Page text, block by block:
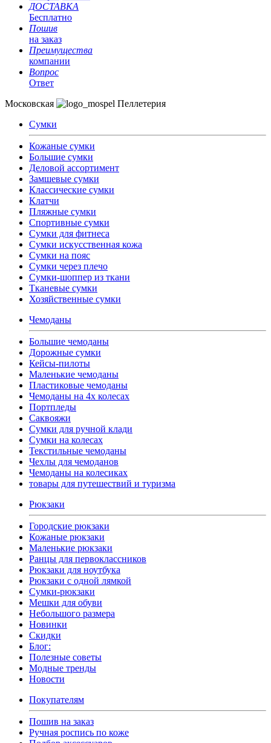
ДОСТАВКА
Бесплатно
Пошив
на заказ
Преимущества
компании
Вопрос
Ответ
Московская
Пеллетерия
Сумки
Кожаные сумки
Большие сумки
Деловой ассортимент
Замшевые сумки
Классические сумки
Клатчи
Пляжные сумки
Спортивные сумки
Сумки для фитнеса
Сумки искусственная кожа
Сумки на пояс
Сумки через плечо
Сумки-шоппер из ткани
Тканевые сумки
Хозяйственные сумки
Чемоданы
Большие чемоданы
Дорожные сумки
Кейсы-пилоты
Маленькие чемоданы
Пластиковые чемоданы
Чемоданы на 4х колесах
Портпледы
Саквояжи
Сумки для ручной клади
Сумки на колесах
Текстильные чемоданы
Чехлы для чемоданов
Чемоданы на колесиках
товары для путешествий и туризма
Рюкзаки
Городские рюкзаки
Кожаные рюкзаки
Маленькие рюкзаки
Ранцы для первоклассников
Рюкзаки для ноутбука
Рюкзаки с одной лямкой
Сумки-рюкзаки
Мешки для обуви
Небольшого размера
Новинки
Скидки
Блог:
Полезные советы
Модные тренды
Новости
Покупателям
Пошив на заказ
Ручная роспись по коже